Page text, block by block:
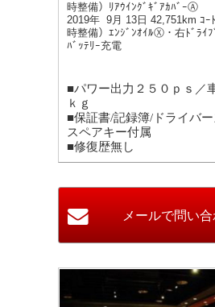
時整備）ﾘｱｳｲﾝｸﾞｷﾞｱｶﾊﾞｰⒶ
2019年 9月 13日 42,751km ｺｰ
時整備）ｴﾝｼﾞﾝｵｲﾙⓍ・右ﾄﾞﾗｲ
ﾊﾞｯﾃﾘｰ充電
■パワー出力２５０ｐｓ／
ｋｇ
■保証書/記録簿/ドライバ
スペアキー付属
■修復歴無し